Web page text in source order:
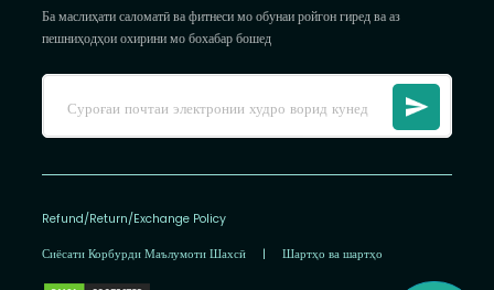
Ба маслиҳати саломатӣ ва фитнеси мо обунаи ройгон гиред ва аз
пешниҳодҳои охирини мо бохабар бошед
Refund/Return/Exchange Policy
Сиёсати Корбурди Маълумоти Шахсӣ | Шартҳо ва шартҳо